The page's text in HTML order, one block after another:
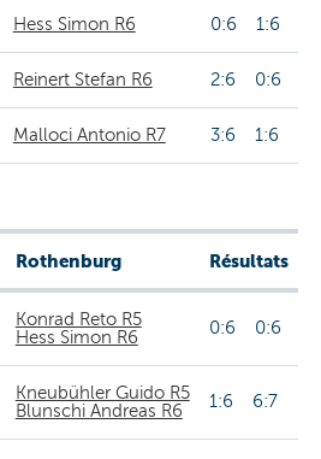
Hess Simon R6 0:6 1:6
Reinert Stefan R6 2:6 0:6
Malloci Antonio R7 3:6 1:6
Rothenburg Résultats
Konrad Reto R5
Hess Simon R6
0:6 0:6
Kneubühler Guido R5
Blunschi Andreas R6
1:6 6:7